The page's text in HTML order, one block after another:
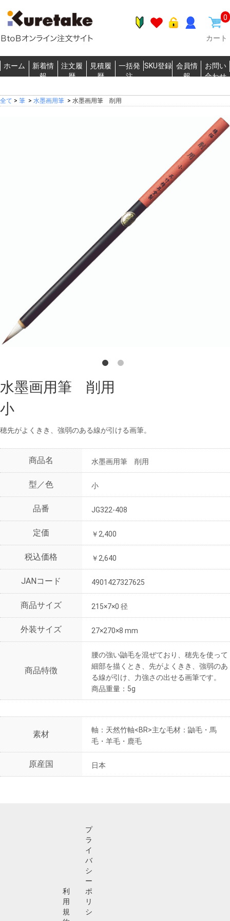
0
カート
ホーム
新着情
報
注文履
歴
見積履
歴
一括発
注
SKU登録 会員情
報
お問い
合わせ
全て > 筆 > 水墨画用筆 > 水墨画用筆 削用
水墨画用筆 削用
小
穂先がよくきき、強弱のある線が引ける画筆。
商品名 水墨画用筆 削用
型／色 小
品番 JG322-408
定価 ￥2,400
税込価格 ￥2,640
JANコード 4901427327625
商品サイズ 215×7×0 径
外装サイズ 27×270×8 mm
商品特徴
腰の強い鼬毛を混ぜており、穂先を使って
細部を描くとき、先がよくきき、強弱のあ
る線が引け、力強さの出せる画筆です。
商品重量：5g
素材
軸：天然竹軸<BR>主な毛材：鼬毛・馬
毛・羊毛・鹿毛
原産国 日本
利
用
規
プ
ラ
イ
バ
シ
ー
ポ
リ
シ